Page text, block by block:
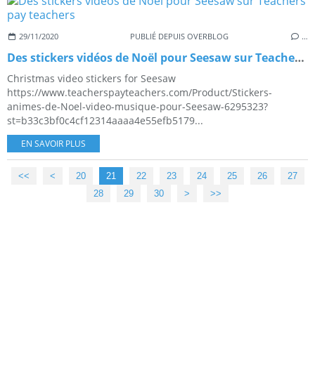
29/11/2020 PUBLIÉ DEPUIS OVERBLOG …
Des stickers vidéos de Noël pour Seesaw sur Teachers pay teachers
Christmas video stickers for Seesaw
https://www.teacherspayteachers.com/Product/Stickers-
animes-de-Noel-video-musique-pour-Seesaw-6295323?
st=b33c3bf0c4cf12314aaaa4e55efb5179...
EN SAVOIR PLUS
<< < 10
20 21 22 23 24 25 26
27
28
29 30 40
50
60
70
80
90
100
> >>